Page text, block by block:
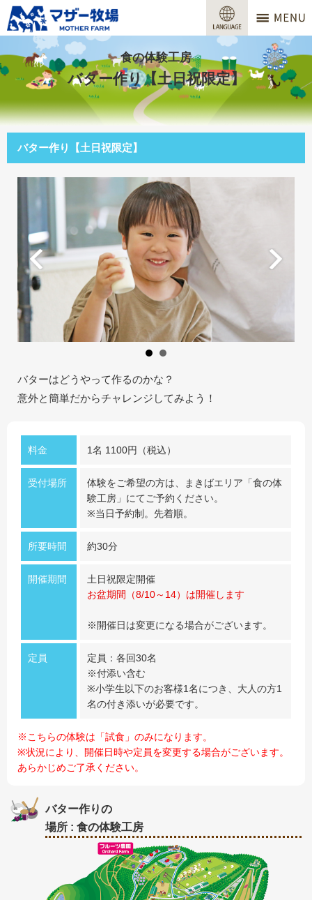
営業時間
料金
交通アクセス
牧場で何ができる？
場内マップ
おすすめコース
団体プラン
採用情報
食の体験工房
バター作り【土日祝限定】
バター作り【土日祝限定】
バターはどうやって作るのかな？
意外と簡単だからチャレンジしてみよう！
料金 1名 1100円（税込）
受付場所
体験をご希望の方は、まきばエリア「食の体
験工房」にてご予約ください。
※当日予約制。先着順。
所要時間 約30分
開催期間
土日祝限定開催
お盆期間（8/10～14）は開催します
※開催日は変更になる場合がございます。
定員
定員：各回30名
※付添い含む
※小学生以下のお客様1名につき、大人の方1
名の付き添いが必要です。
※こちらの体験は「試食」のみになります。
※状況により、開催日時や定員を変更する場合がございます。
あらかじめご了承ください。
バター作りの
場所 : 食の体験工房